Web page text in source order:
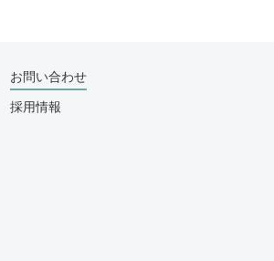
お問い合わせ
採用情報